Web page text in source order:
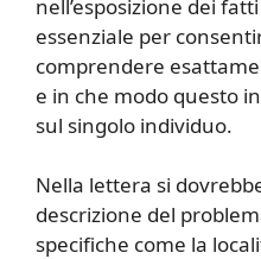
nell’esposizione dei
essenziale per
comprendere
e in che modo questo
sul singolo individuo.
Nella lettera si
descrizione del
specifiche come la